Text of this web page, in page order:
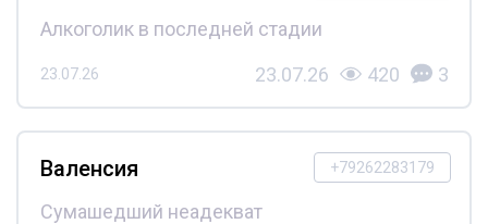
Алкоголик в последней стадии
23.07.26 23.07.26 420 3
+79262283179
Валенсия
Сумашедший неадекват